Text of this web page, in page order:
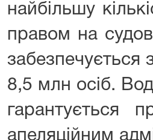
найбільшу
правом на
забезпечується
8,5 млн осіб.
гарантується
апеляційним